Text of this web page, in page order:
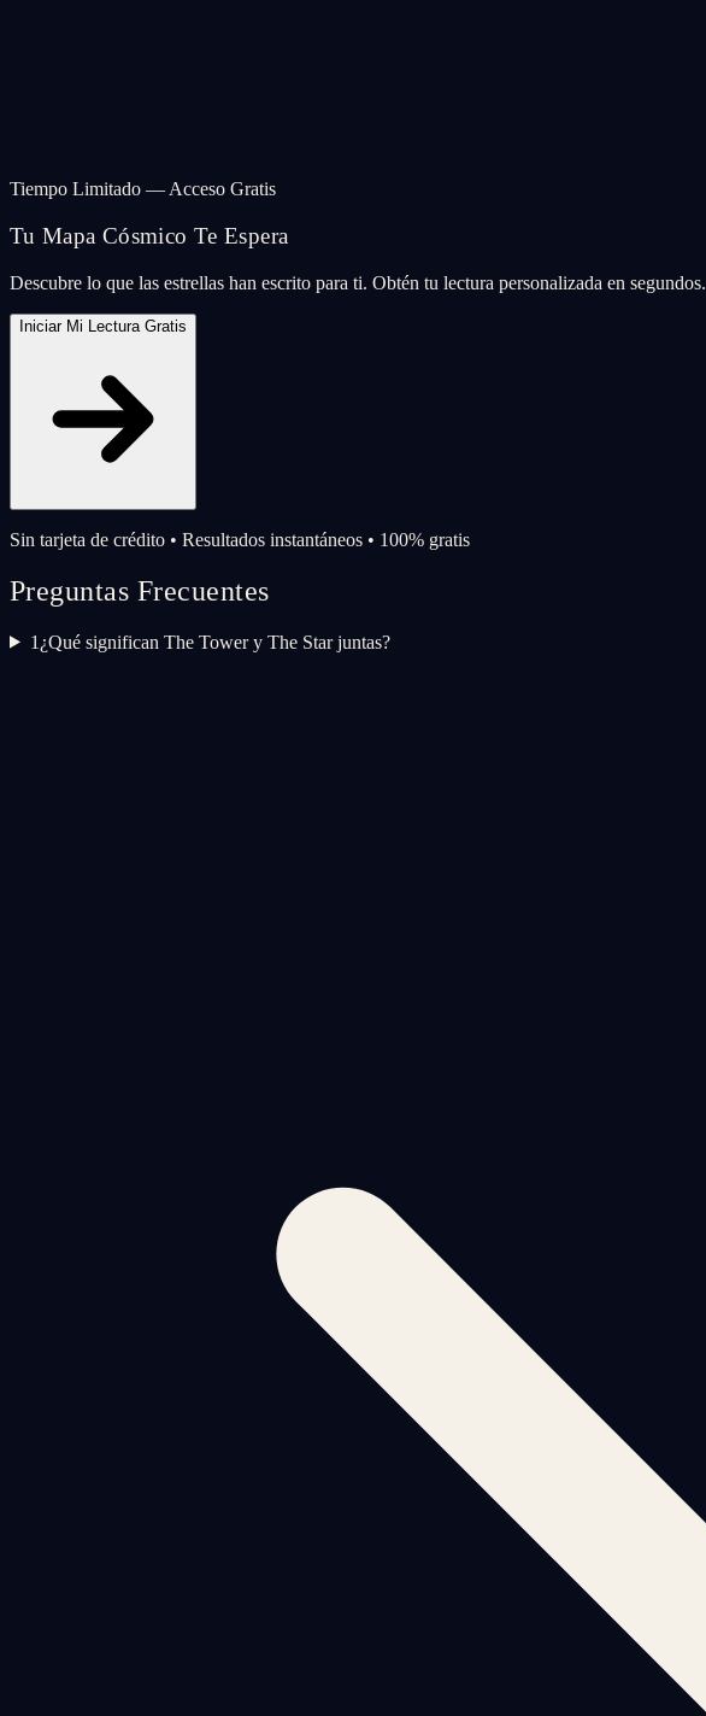
Tiempo Limitado — Acceso Gratis
Tu Mapa Cósmico Te Espera
Descubre lo que las estrellas han escrito para ti. Obtén tu lectura personalizada en segundos.
Iniciar Mi Lectura Gratis
Sin tarjeta de crédito • Resultados instantáneos • 100% gratis
Preguntas Frecuentes
1 ¿Qué significan The Tower y The Star juntas?